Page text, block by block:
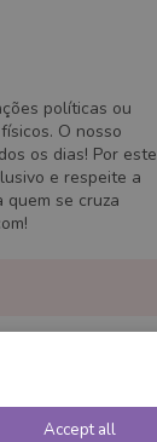
políticas ou
O nosso
os dias! Por este
e respeite a
se cruza
Accept all